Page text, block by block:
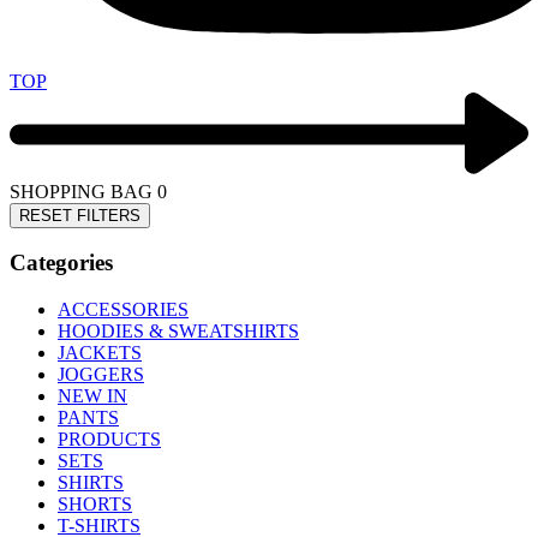
TOP
SHOPPING BAG 0
RESET FILTERS
Categories
ACCESSORIES
HOODIES & SWEATSHIRTS
JACKETS
JOGGERS
NEW IN
PANTS
PRODUCTS
SETS
SHIRTS
SHORTS
T-SHIRTS